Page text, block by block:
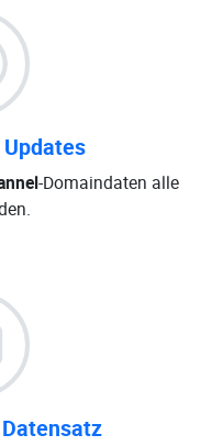
-Domaindaten alle